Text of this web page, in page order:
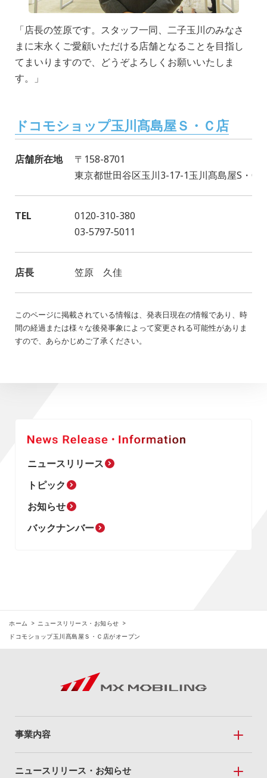
「店長の笠原です。スタッフ一同、二子玉川のみなさ
まに末永くご愛顧いただける店舗となることを目指し
てまいりますので、どうぞよろしくお願いいたしま
す。」
ドコモショップ玉川髙島屋Ｓ・Ｃ店
店舗所在地
〒158-8701
東京都世田谷区玉川3-17-1玉川髙島屋S・C
TEL
0120-310-380
03-5797-5011
店長 笠原 久佳
このページに掲載されている情報は、発表日現在の情報であり、時
間の経過または様々な後発事象によって変更される可能性がありま
すので、あらかじめご了承ください。
ニュースリリース
トピック
お知らせ
バックナンバー
ホーム
ニュースリリース・お知らせ
ドコモショップ玉川髙島屋Ｓ・Ｃ店がオープン
事業内容
事業内容トップ
ニュースリリース・お知らせ